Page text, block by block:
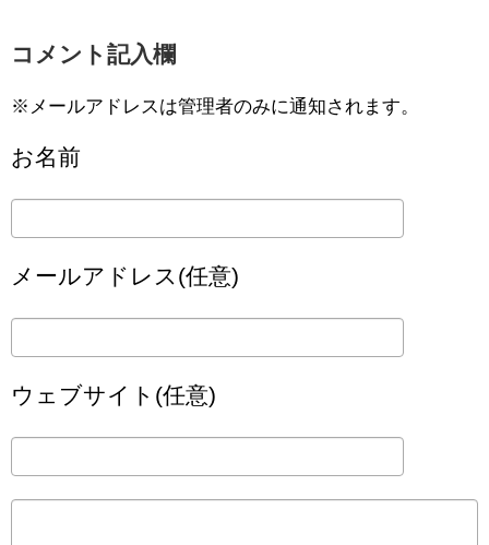
コメント記入欄
※メールアドレスは管理者のみに通知されます。
お名前
メールアドレス(任意)
ウェブサイト(任意)